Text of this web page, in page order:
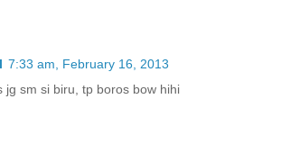
7:33 am, February 16, 2013
jg sm si biru, tp boros bow hihi